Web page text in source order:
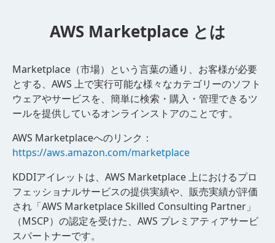
AWS Marketplace とは
Marketplace（市場）という言葉の通り、お客様が必要
とする、AWS 上で実行可能な様々なカテゴリーのソフト
ウェアやサービスを、簡単に検索・購入・管理できるツ
ールを提供しているオンラインストアのことです。
AWS Marketplaceへのリンク：
https://aws.amazon.com/marketplace
KDDIアイレットは、AWS Marketplace 上におけるプロ
フェッショナルサービスの提供実績や、販売実績が評価
され「AWS Marketplace Skilled Consulting Partner」
（MSCP）の認定を受けた、AWS プレミアティアサービ
スパートナーです。